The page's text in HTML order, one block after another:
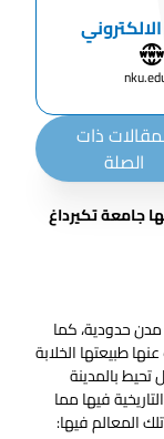
ذات
الصلة
جامعة تكيرداغ
حدودية، كما
طبيعتها الخلابة
بالمدينة
فيها مما
المعالم فيها: